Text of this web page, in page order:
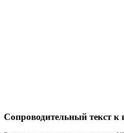
Сопроводительный текст к